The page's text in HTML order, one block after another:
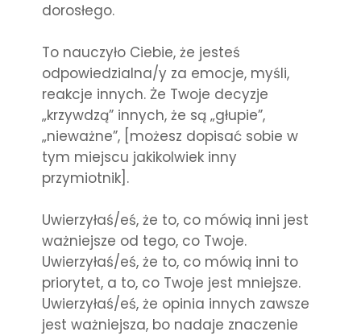
dorosłego.
To nauczyło Ciebie, że jesteś
odpowiedzialna/y za emocje, myśli,
reakcje innych. Że Twoje decyzje
„krzywdzą” innych, że są „głupie”,
„nieważne”, [możesz dopisać sobie w
tym miejscu jakikolwiek inny
przymiotnik].
Uwierzyłaś/eś, że to, co mówią inni jest
ważniejsze od tego, co Twoje.
Uwierzyłaś/eś, że to, co mówią inni to
priorytet, a to, co Twoje jest mniejsze.
Uwierzyłaś/eś, że opinia innych zawsze
jest ważniejsza, bo nadaje znaczenie